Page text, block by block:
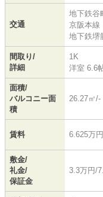
交通
地下鉄谷
京阪本線
地下鉄堺
間取り/
詳細
1K
洋室 6.6
面積/
バルコニー面
積
26.27㎡/-
賃料 6.625万円
敷金/
礼金/
保証金
3.3万円/